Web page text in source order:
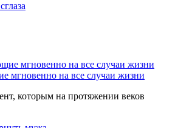
мгновенно на все случаи жизни
которым на протяжении веков